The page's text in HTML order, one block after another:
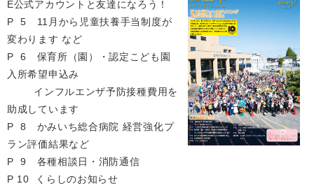
E公式アカウントと友達になろう！
P 5 11月から児童扶養手当制度が
変わります など
P 6 保育所（園）・認定こども園
入所希望申込み
インフルエンザ予防接種費用を
助成しています
P 8 かみいち総合病院 経営強化プ
ラン評価結果など
P 9 各種相談日・消防通信
P 10 くらしのお知らせ